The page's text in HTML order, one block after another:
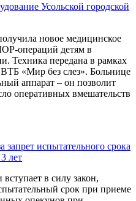
Усольской городской
новое медицинское
операций детям в
Техника передана в рамках
«Мир без слез». Больнице
аппарат – он позволит
оперативных вмешательств
испытательного срока
лет
в силу закон,
срок при приеме